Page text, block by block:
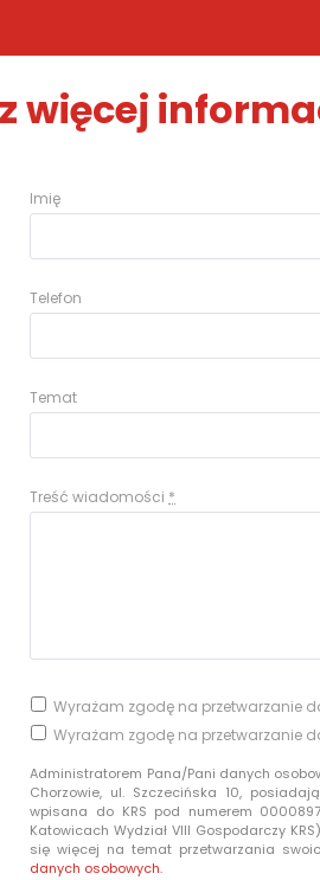
więcej
Imię
Telefon
Temat
Treść wiadomości *
Wyrażam zgodę na przetwarzanie
Wyrażam zgodę na przetwarzanie
Administratorem Pana/Pani danych
Chorzowie, ul. Szczecińska 10,
wpisana do KRS pod numerem
Katowicach Wydział VIII Gospodarczy
się więcej na temat przetwarzania
danych osobowych.